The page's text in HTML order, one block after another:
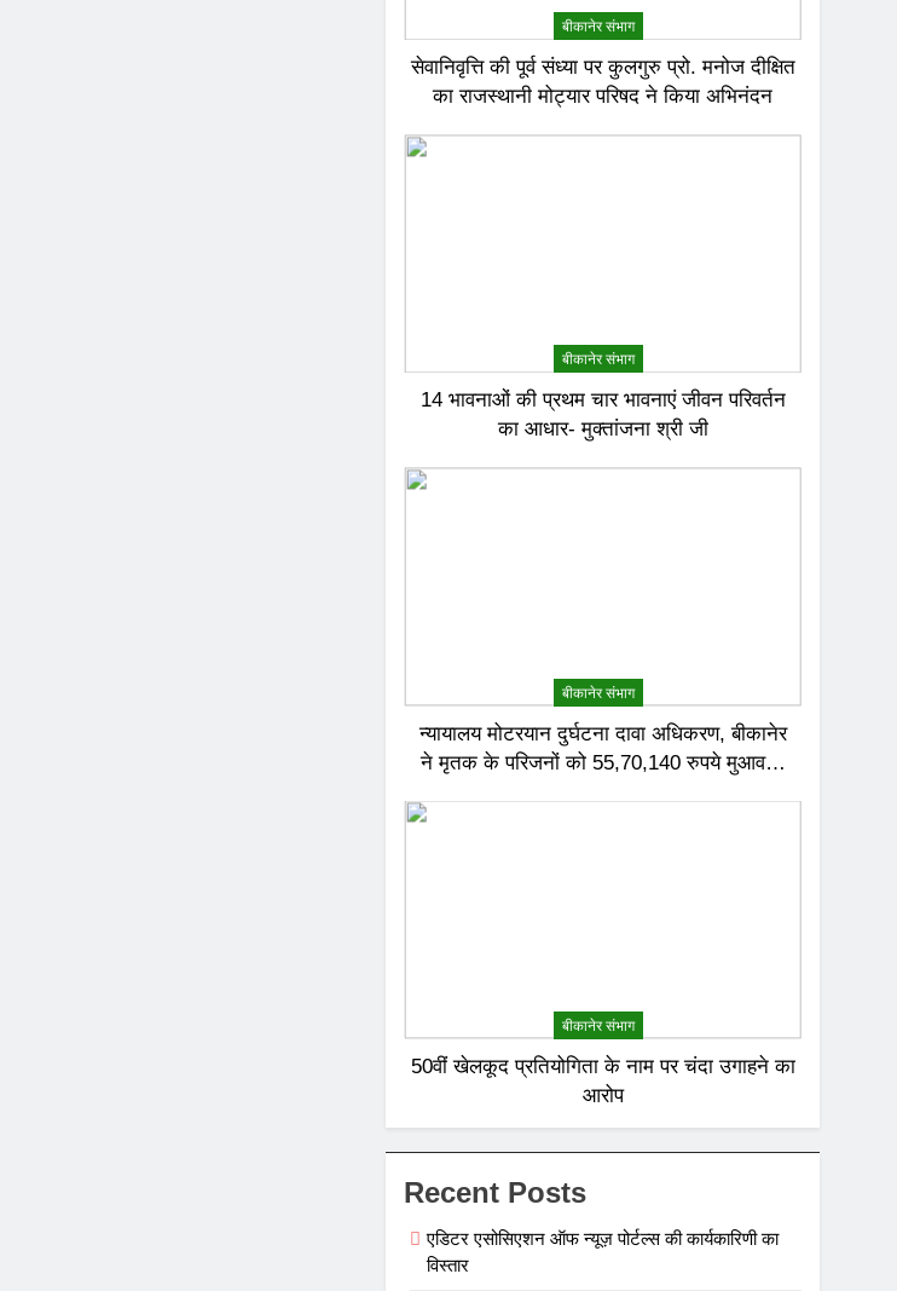
बीकानेर संभाग
सेवानिवृत्ति की पूर्व संध्या पर कुलगुरु प्रो. मनोज दीक्षित
का राजस्थानी मोट्यार परिषद ने किया अभिनंदन
बीकानेर संभाग
14 भावनाओं की प्रथम चार भावनाएं जीवन परिवर्तन
का आधार- मुक्तांजना श्री जी
बीकानेर संभाग
न्यायालय मोटरयान दुर्घटना दावा अधिकरण, बीकानेर
ने मृतक के परिजनों को 55,70,140 रुपये मुआवजा
बीकानेर संभाग
50वीं खेलकूद प्रतियोगिता के नाम पर चंदा उगाहने का
आरोप
Recent Posts
एडिटर एसोसिएशन ऑफ न्यूज़ पोर्टल्स की कार्यकारिणी का
विस्तार